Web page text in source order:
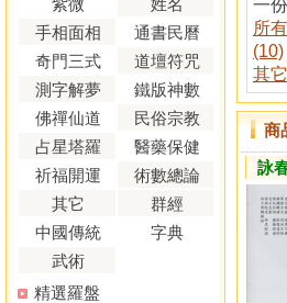
手相面相
通書民曆
奇門三式
道壇符咒
測字解夢
鐵版神數
佛禪仙道
民俗宗教
占星塔羅
醫藥保健
祈福開運
術數總論
其它
群經
中國傳統
字典
武術
精選羅盤
一
所
(10)
其
商
詠